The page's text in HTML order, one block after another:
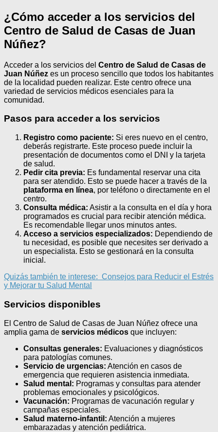
¿Cómo acceder a los servicios del
Centro de Salud de Casas de Juan
Núñez?
Acceder a los servicios del Centro de Salud de Casas de
Juan Núñez es un proceso sencillo que todos los habitantes
de la localidad pueden realizar. Este centro ofrece una
variedad de servicios médicos esenciales para la
comunidad.
Pasos para acceder a los servicios
Registro como paciente: Si eres nuevo en el centro,
deberás registrarte. Este proceso puede incluir la
presentación de documentos como el DNI y la tarjeta
de salud.
Pedir cita previa: Es fundamental reservar una cita
para ser atendido. Esto se puede hacer a través de la
plataforma en línea, por teléfono o directamente en el
centro.
Consulta médica: Asistir a la consulta en el día y hora
programados es crucial para recibir atención médica.
Es recomendable llegar unos minutos antes.
Acceso a servicios especializados: Dependiendo de
tu necesidad, es posible que necesites ser derivado a
un especialista. Esto se gestionará en la consulta
inicial.
Quizás también te interese: Consejos para Reducir el Estrés
y Mejorar tu Salud Mental
Servicios disponibles
El Centro de Salud de Casas de Juan Núñez ofrece una
amplia gama de servicios médicos que incluyen:
Consultas generales: Evaluaciones y diagnósticos
para patologías comunes.
Servicio de urgencias: Atención en casos de
emergencia que requieren asistencia inmediata.
Salud mental: Programas y consultas para atender
problemas emocionales y psicológicos.
Vacunación: Programas de vacunación regular y
campañas especiales.
Salud materno-infantil: Atención a mujeres
embarazadas y atención pediátrica.